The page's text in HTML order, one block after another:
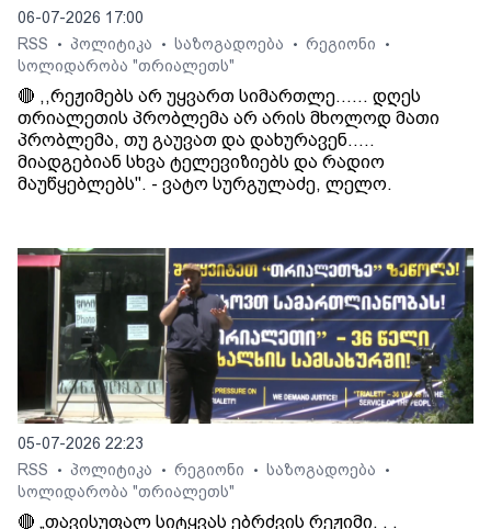
06-07-2026 17:00
RSS
• პოლიტიკა • საზოგადოება • რეგიონი •
სოლიდარობა "თრიალეთს"
🔴 ,,რეჟიმებს არ უყვართ სიმართლე...... დღეს
თრიალეთის პრობლემა არ არის მხოლოდ მათი
პრობლემა, თუ გაუვათ და დახურავენ.....
მიადგებიან სხვა ტელევიზიებს და რადიო
მაუწყებლებს". - ვატო სურგულაძე, ლელო.
05-07-2026 22:23
RSS
• პოლიტიკა • რეგიონი • საზოგადოება •
სოლიდარობა "თრიალეთს"
🔴 „თავისუფალ სიტყვას ებრძვის რეჟიმი. . .